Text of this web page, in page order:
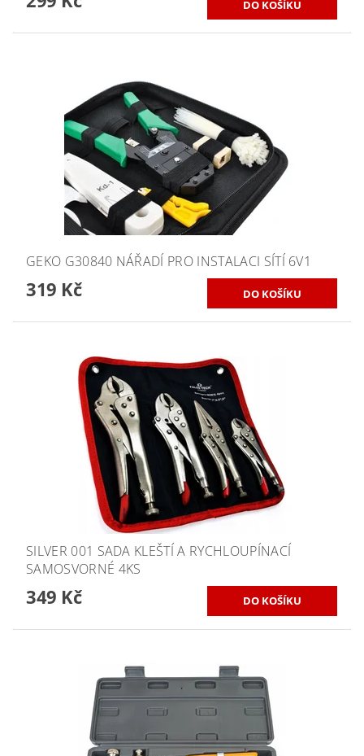
GEKO G30840 NÁŘADÍ PRO INSTALACI SÍTÍ 6V1
319 Kč
SILVER 001 SADA KLEŠTÍ A RYCHLOUPÍNACÍ
SAMOSVORNÉ 4KS
349 Kč